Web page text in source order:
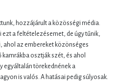
hozzájárult a közösségi média.
a feltételezésemet, de úgy tűnik,
ahol az embereket közönséges
osztják szét, és ahol
egyáltalán törekednének a
is valós. A hatásai pedig súlyosak.